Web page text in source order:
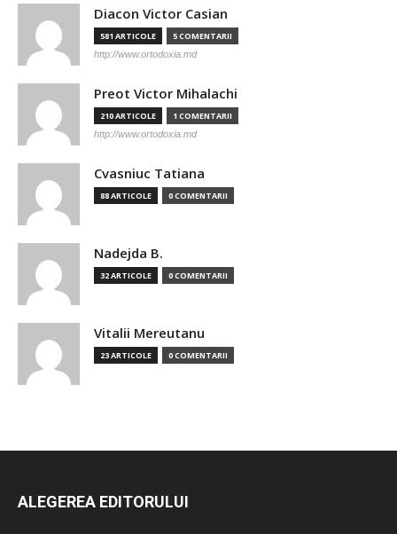
Diacon Victor Casian
581 ARTICOLE 5 COMENTARII
http://www.ortodoxia.md
Preot Victor Mihalachi
210 ARTICOLE 1 COMENTARII
http://www.ortodoxia.md
Cvasniuc Tatiana
88 ARTICOLE 0 COMENTARII
Nadejda B.
32 ARTICOLE 0 COMENTARII
Vitalii Mereutanu
23 ARTICOLE 0 COMENTARII
ALEGEREA EDITORULUI